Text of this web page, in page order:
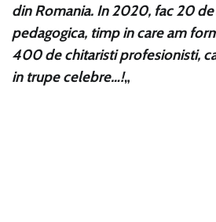
din Romania. In 2020, fac 20
pedagogica, timp in care am
400 de chitaristi profesionisti,
in trupe celebre…!„